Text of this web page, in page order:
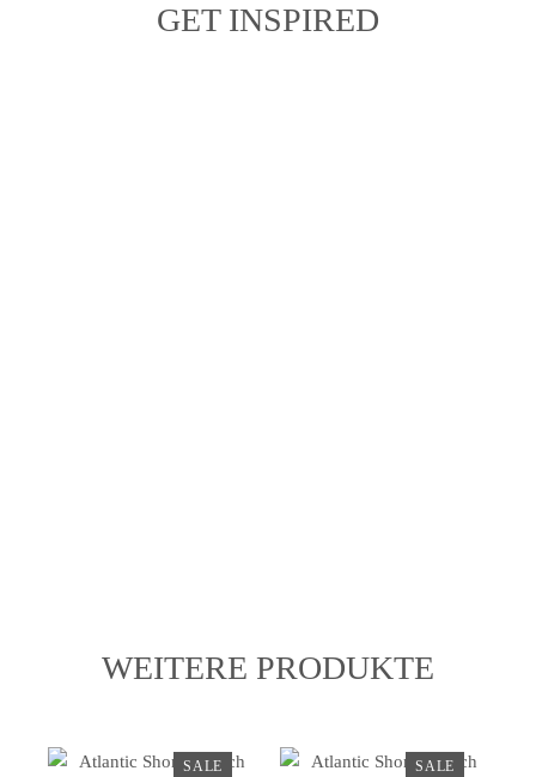
GET INSPIRED
WEITERE PRODUKTE
SALE SALE